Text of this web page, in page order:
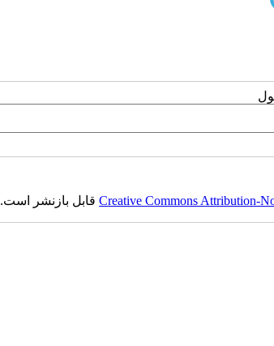
Creative Commons Attribution-قابل بازنشر است.